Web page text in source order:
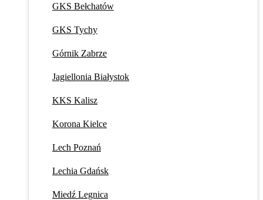
GKS Bełchatów
GKS Tychy
Górnik Zabrze
Jagiellonia Białystok
KKS Kalisz
Korona Kielce
Lech Poznań
Lechia Gdańsk
Miedź Legnica